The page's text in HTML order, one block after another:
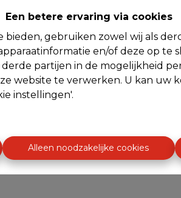
Een betere ervaring via cookies
gebruiken zowel wij als
en/of deze op te
partijen in de mogelijkheid
website te verwerken. U kan uw
instellingen'.
Alleen noodzakelijke cookies